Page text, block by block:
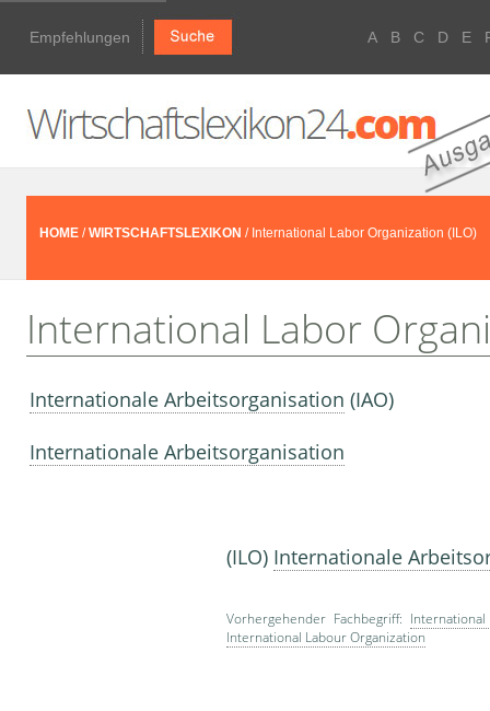
Empfehlungen A B C D E
HOME /WIRTSCHAFTSLEXIKON / International Labor Organization (ILO)
International Labor
Internationale Arbeitsorganisation (IAO)
Internationale Arbeitsorganisation
(ILO) Internationale
Vorhergehender Fachbegriff:
International Labour Organization